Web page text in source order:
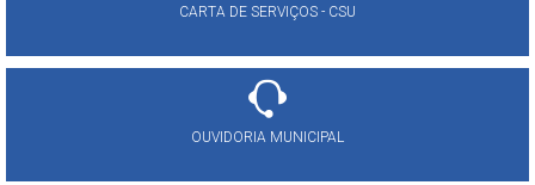
CARTA DE SERVIÇOS - CSU
OUVIDORIA MUNICIPAL